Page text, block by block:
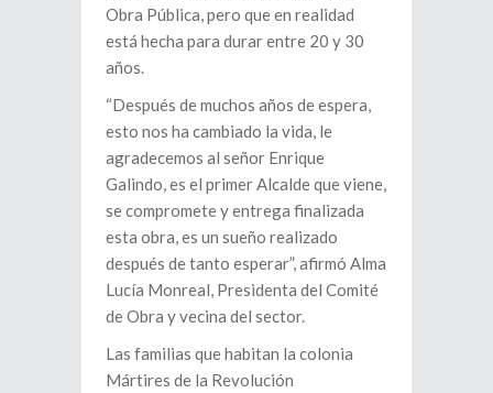
Obra Pública, pero que en realidad
está hecha para durar entre 20 y 30
años.
“Después de muchos años de espera,
esto nos ha cambiado la vida, le
agradecemos al señor Enrique
Galindo, es el primer Alcalde que viene,
se compromete y entrega finalizada
esta obra, es un sueño realizado
después de tanto esperar”, afirmó Alma
Lucía Monreal, Presidenta del Comité
de Obra y vecina del sector.
Las familias que habitan la colonia
Mártires de la Revolución